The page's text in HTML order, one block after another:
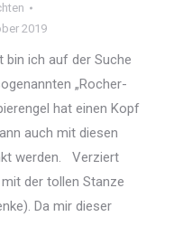
2019
bin ich auf der Suche
„Rocher-
hat einen Kopf
auch mit diesen
werden. Verziert
der tollen Stanze
Da mir dieser